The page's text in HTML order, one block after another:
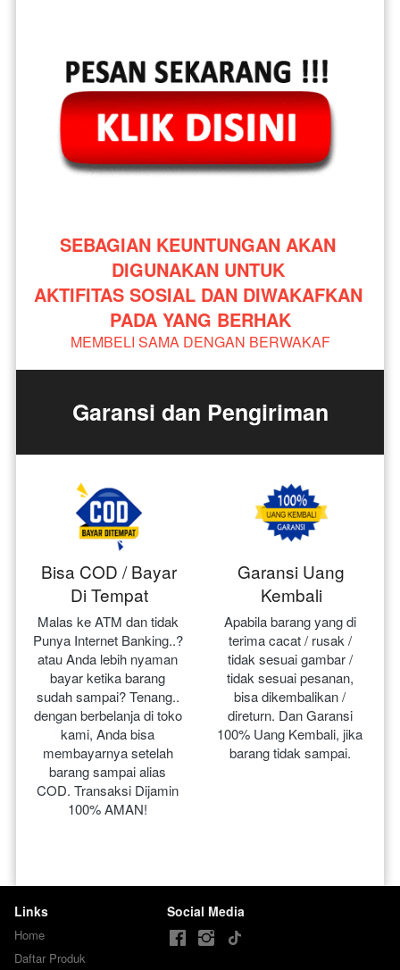
SEBAGIAN KEUNTUNGAN AKAN
DIGUNAKAN UNTUK
AKTIFITAS SOSIAL DAN DIWAKAFKAN
PADA YANG BERHAK
MEMBELI SAMA DENGAN BERWAKAF
Garansi dan Pengiriman
Bisa COD / Bayar
Di Tempat
Malas ke ATM dan tidak
Punya Internet Banking..?
atau Anda lebih nyaman
bayar ketika barang
sudah sampai? Tenang..
dengan berbelanja di toko
kami, Anda bisa
membayarnya setelah
barang sampai alias
COD. Transaksi Dijamin
100% AMAN!
Garansi Uang
Kembali
Apabila barang yang di
terima cacat / rusak /
tidak sesuai gambar /
tidak sesuai pesanan,
bisa dikembalikan /
direturn. Dan Garansi
100% Uang Kembali, jika
barang tidak sampai.
Links
Home
Daftar Produk
Social Media